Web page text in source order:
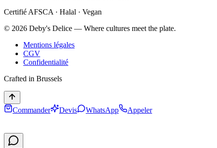
Certifié AFSCA · Halal · Vegan
© 2026 Deby's Delice — Where cultures meet the plate.
Mentions légales
CGV
Confidentialité
Crafted in Brussels
Commander Devis WhatsApp Appeler